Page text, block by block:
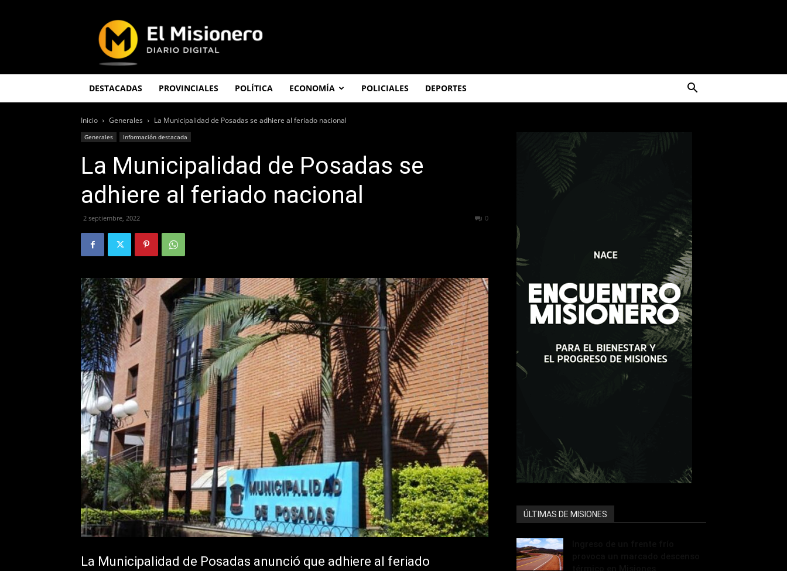
Misionero
DESTACADAS PROVINCIALES POLÍTICA ECONOMÍA POLICIALES DEPORTES
Inicio Generales La Municipalidad de Posadas se adhiere al feriado nacional
Generales Información destacada
La Municipalidad de Posadas se
adhiere al feriado nacional
2 septiembre, 2022 0
La Municipalidad de Posadas anunció que adhiere al feriado
ÚLTIMAS DE MISIONES